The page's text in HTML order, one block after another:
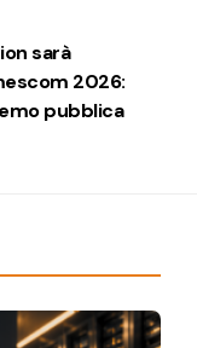
sarà
2026:
pubblica